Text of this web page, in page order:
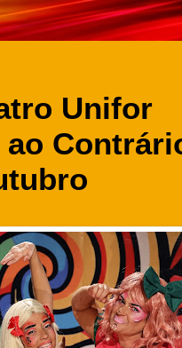
Unifor